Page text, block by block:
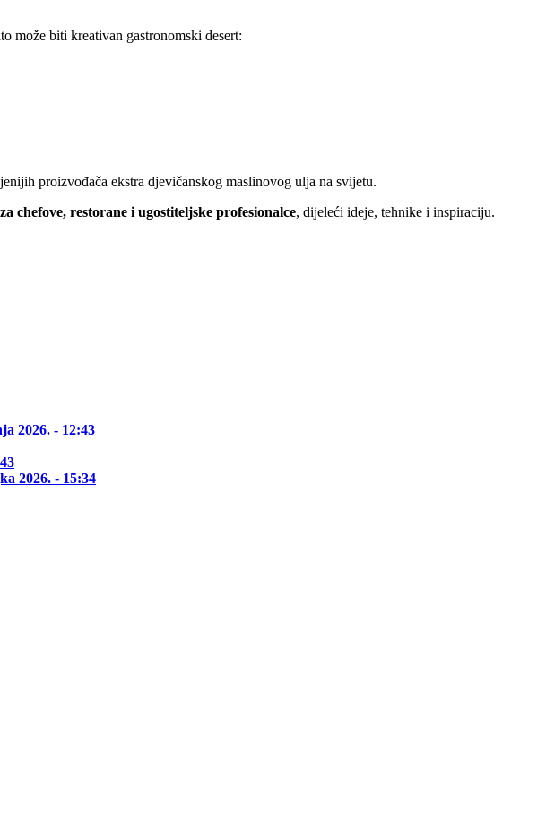
može biti kreativan gastronomski desert:
proizvođača ekstra djevičanskog maslinovog ulja na svijetu.
chefove, restorane i ugostiteljske profesionalce, dijeleći ideje, tehnike i inspiraciju.
2026. - 12:43
2026. - 15:34